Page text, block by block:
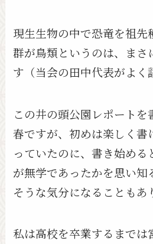
現生生物の中で恐竜を祖先
群が鳥類というのは、まさ
す（当会の田中代表がよく
この井の頭公園レポートを
春ですが、初めは楽しく書
っていたのに、書き始め
が無学であったかを思い知
そうな気分になることもあ
私は高校を卒業するまでは